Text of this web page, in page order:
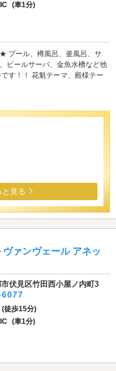
(車1分)
ール、樽風呂、釜風呂、サ
ビールサーバ、金魚水槽など他
す！！ 花魁テーマ、殿様テー
と見る
ァンヴェール アネッ
伏見区竹田西小屋ノ内町3
(徒歩15分)
(車1分)